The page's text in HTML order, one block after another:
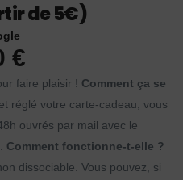
de 5€)
€
faire plaisir ! Comment ça se
réglé votre carte-cadeau, vous
ouvrés par mail avec le
Comment fonctionne-t-elle ?
dissociable. Vous pouvez, si